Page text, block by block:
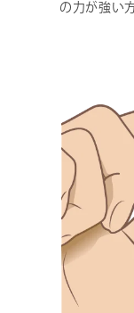
の力が強い